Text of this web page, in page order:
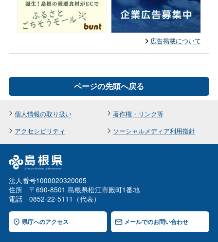
広告掲載について
ページの先頭へ戻る
個人情報の取り扱い
著作権・リンク等
アクセシビリティ
ソーシャルメディア利用指針
法人番号1000020320005
住所 〒690-8501 島根県松江市殿町1番地
電話 0852-22-5111（代表）
県庁へのアクセス メールでのお問い合わせ